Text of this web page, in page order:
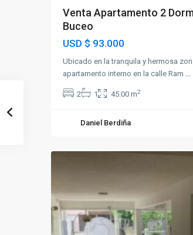
Venta Apartamento 2
Buceo
USD $ 93.000
Ubicado en la tranquila y hermosa
apartamento interno en la calle Ram
2 1 45.00 m2
Daniel Berdiña